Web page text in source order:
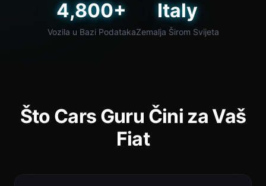
4,800+
Vozila u Bazi Podataka
Italy
Zemalja Širom Svijeta
Što Cars Guru Čini za Vaš
Fiat